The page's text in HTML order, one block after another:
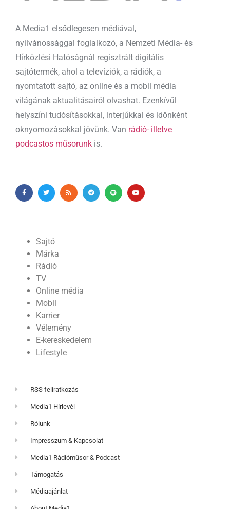
A Media1 elsődlegesen médiával,
nyilvánossággal foglalkozó, a Nemzeti Média- és
Hírközlési Hatóságnál regisztrált digitális
sajtótermék, ahol a televíziók, a rádiók, a
nyomtatott sajtó, az online és a mobil média
világának aktualitásairól olvashat. Ezenkívül
helyszíni tudósításokkal, interjúkkal és időnként
oknyomozásokkal jövünk. Van rádió- illetve
podcastos műsorunk is.
Sajtó
Márka
Rádió
TV
Online média
Mobil
Karrier
Vélemény
E-kereskedelem
Lifestyle
RSS feliratkozás
Media1 Hírlevél
Rólunk
Impresszum & Kapcsolat
Media1 Rádióműsor & Podcast
Támogatás
Médiaajánlat